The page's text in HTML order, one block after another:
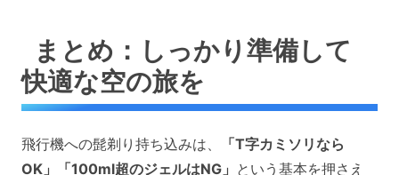
まとめ：しっかり準備して
快適な空の旅を
飛行機への髭剃り持ち込みは、
「T字カミソリなら
OK」「100ml超のジェルはNG」 という基本を押さえ